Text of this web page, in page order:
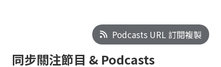
Podcasts URL 訂閱複製
同步關注節目 & Podcasts